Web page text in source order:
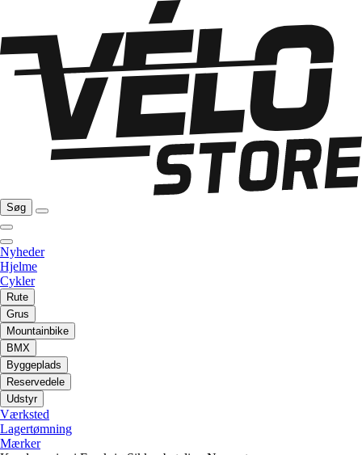
Søg
Nyheder
Hjelme
Cykler
Rute
Grus
Mountainbike
BMX
Byggeplads
Reservedele
Udstyr
Værksted
Lagertømning
Mærker